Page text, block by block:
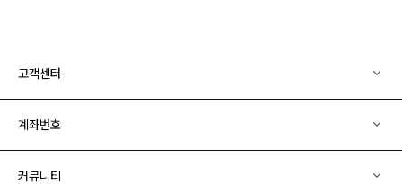
고객센터
계좌번호
커뮤니티